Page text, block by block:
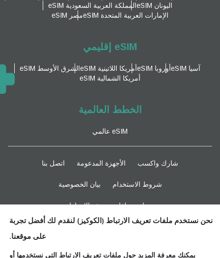
اليونان eSIM
المملكة العربية السعودية eSIM
الإمارات العربية المتحدة eSIM
مصر eSIM
eSIM إقليمي
آسيا eSIM أوروبا eSIM أمريكا اللاتينية eSIM
الشرق الأوسط eSIM
أمريكا الشمالية eSIM
الخطط العالمية
eSIM عالمي
شارك واكسب الأجهزة المدعومة اتصل بنا
شروط الاستخدام بيان الخصوصية
سياسة ملفات تعريف الارتباط
نحن نستخدم ملفات تعريف الارتباط (الكوكيز) لنقدم لك أفضل تجربة
على موقعنا.
يمكنك معرفة المزيد حول ملفات تعريف الارتباط التي نستخدمها أو